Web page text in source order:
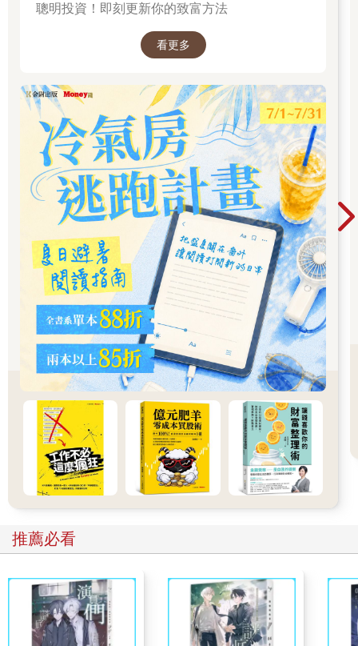
呼吸法的練習，可追溯至數千年前，但呼吸與心理及生理健康方
（Dr. Da Costa）無意間記錄下了首起呼吸障礙病例時。當時，達
科斯塔醫生觀察到有三百名士兵，出現了1900年代早期被命名為
也是如今很常見的呼吸疾病。20世紀裡，關於呼吸對自律神經系
統影響的研究，開始穩定成長。自律神經系統控制了我們的心
率、消化系統、生殖器官、血糖，以及我們體內那無法透過意識
去控制的全套系統。一旦系統調節器官活動的方式，跟理想中不
一樣，人就會出現許多症狀，亦即我所謂「當代人類境況」的疾
病。到今天為止，有大量研究證實了呼吸對整體健康的影響（無
論好壞）、讓人能有意識地去影響自律神經系統，還能透過呼吸
來緩解情緒焦慮。這些關於呼吸機制的科學成果，讓我們有機會
透過每一次的呼吸，去提升生命品質。
如今，作為一種訓練方式的呼吸法，正蓬勃發展。當然，在這個
新興領域，也出現了多種聲音。許多流派都非常棒，但也有很多
過度簡化了呼吸作用，或專注於單一呼吸技巧、而排斥其他方
式。可惜的是，如同健身發展之初，如今也有許多關於呼吸法的
主張過於浮誇，甚至出現虛偽不實的謊言。就像沒有神奇藥丸能
讓人瞬間變身萬人迷，自然沒有任何呼吸方法，能保證你這輩子
再也不會生病，再也不會傷心，再也不會遇到壞事。
呼吸法不能改變你的人生，但在你領略到其中的原理後，你就能
動，才能帶領我們踏向更美好的人生。這是完整的呼吸法，所能
給予我們的美好餽贈。事實上，倘若我在生命的早期，就懂得理
解自己的感受，並透過呼吸技巧來調節情緒，那些因為恐懼失敗
而不願嘗試的自我懷疑，其實都能改善。
自2016 年起，我成為專業的呼吸工作者，為世界各地、被一連串
現代病纏身者（問題的根源，與近乎所有現代人都會遭遇到的脫
長、運動員、戒毒者與各行各業的人士──所有人都值得與真實的
自我連結，以更深入了解自己，表現得更周全、自信且專注。本
書帶給讀者的，就是同樣一套的訓練內容。我由衷期盼每一位讀
者都能透過閱讀本書，拉近自己與自己的距離。
讓呼吸，引領你連結更深層的內在自我
聰明投資！即刻更新你的致富方法
看更多
推薦必看